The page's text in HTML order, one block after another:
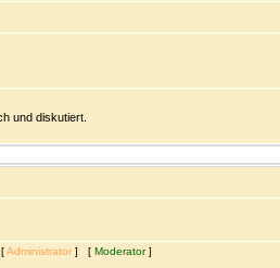
und diskutiert.
Administrator ] [ Moderator]